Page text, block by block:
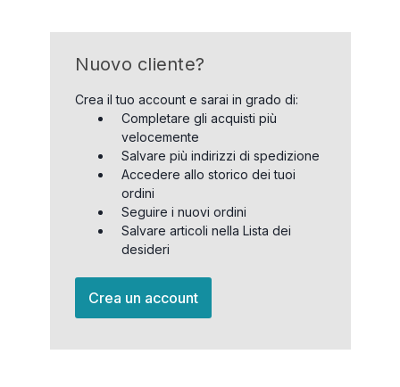
Nuovo cliente?
Crea il tuo account e sarai in grado di:
Completare gli acquisti più
velocemente
Salvare più indirizzi di spedizione
Accedere allo storico dei tuoi
ordini
Seguire i nuovi ordini
Salvare articoli nella Lista dei
desideri
Crea un account